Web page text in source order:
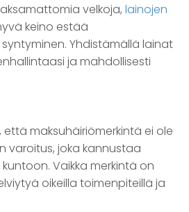
velkoja, lainojen
keino estää
Yhdistämällä lainat
ja mahdollisesti
maksuhäiriömerkintä ei ole
varoitus, joka kannustaa
Vaikka merkintä on
oikeilla toimenpiteillä ja